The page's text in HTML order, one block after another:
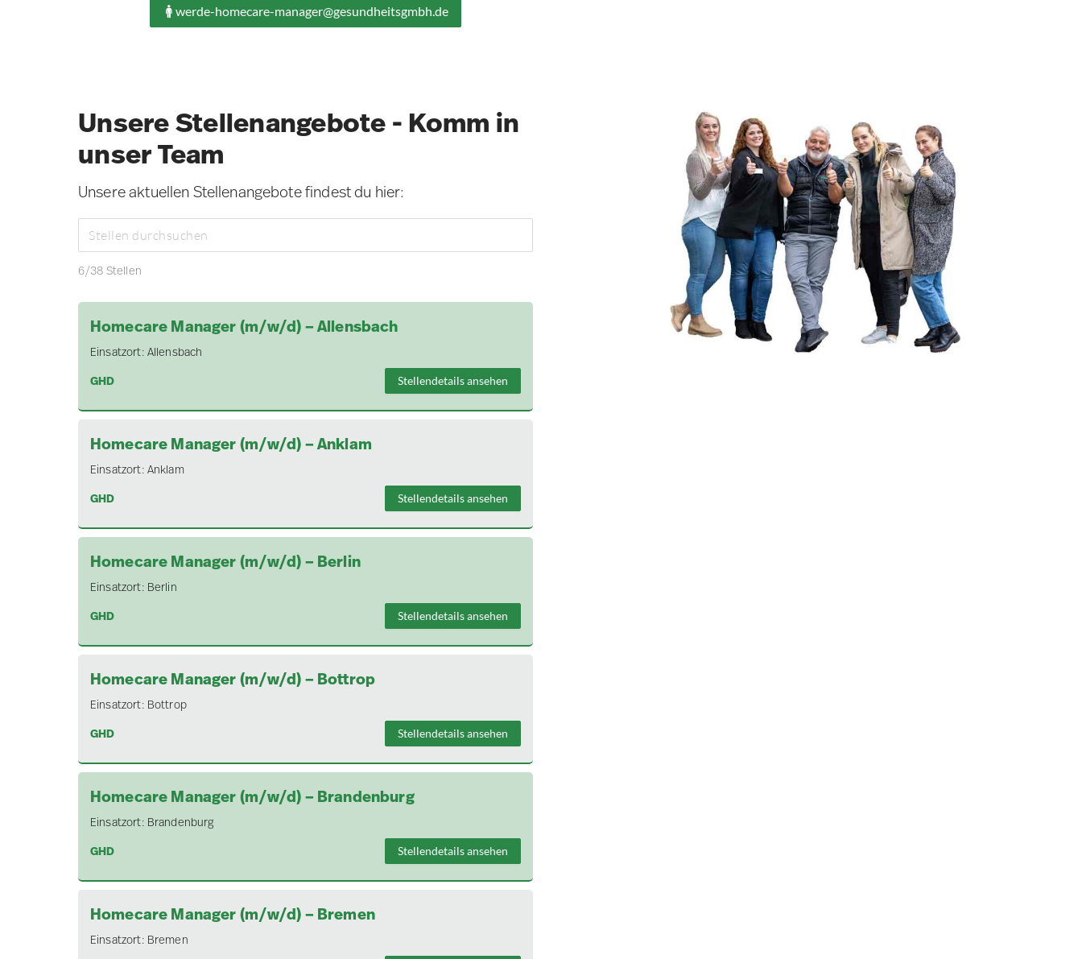
werde-homecare-manager@gesundheitsgmbh.de
Unsere Stellenangebote - Komm in
unser Team
Unsere aktuellen Stellenangebote findest du hier:
6/38 Stellen
Homecare Manager (m/w/d) – Allensbach
Einsatzort: Allensbach
GHD
Stellendetails ansehen
Homecare Manager (m/w/d) – Anklam
Einsatzort: Anklam
GHD
Stellendetails ansehen
Homecare Manager (m/w/d) – Berlin
Einsatzort: Berlin
GHD
Stellendetails ansehen
Homecare Manager (m/w/d) – Bottrop
Einsatzort: Bottrop
GHD
Stellendetails ansehen
Homecare Manager (m/w/d) – Brandenburg
Einsatzort: Brandenburg
GHD
Stellendetails ansehen
Homecare Manager (m/w/d) – Bremen
Einsatzort: Bremen